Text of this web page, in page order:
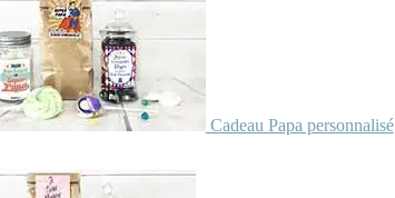
Cadeau Papa personnalisé